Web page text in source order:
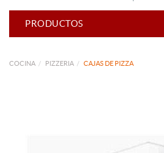
PRODUCTOS
COCINA PIZZERIA CAJAS DE PIZZA